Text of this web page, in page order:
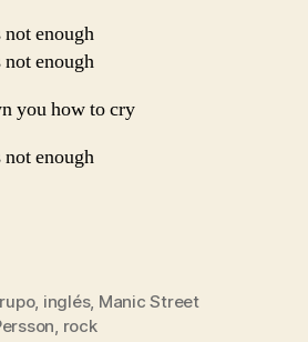
enough
enough
you how to cry
enough
, inglés, Manic Street
, rock